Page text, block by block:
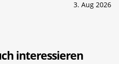
3. Aug 2026
interessieren